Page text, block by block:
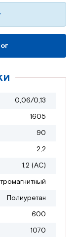
0,06/0,13
1605
90
2,2
1,2 (АС)
Полиуретан
600
1070